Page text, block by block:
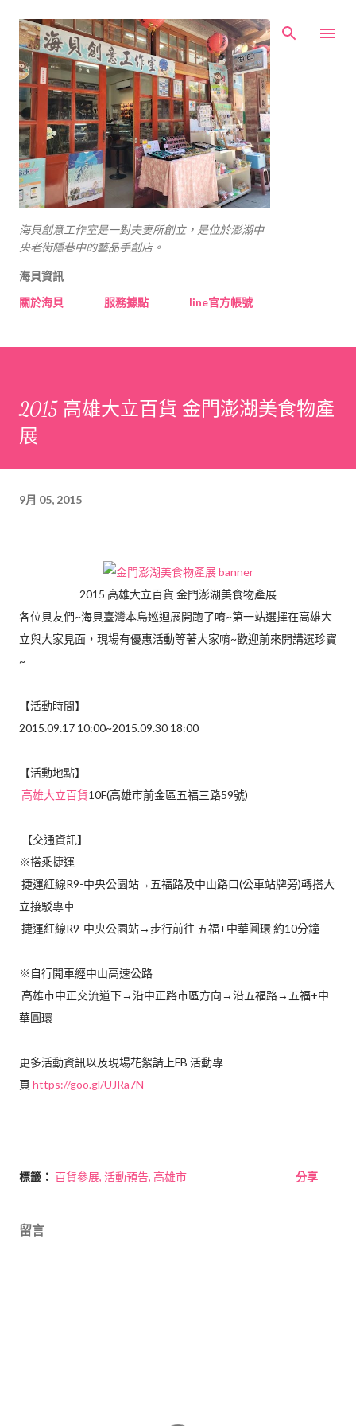
跳到主要內容
海貝創意工作室是一對夫妻所創立，是位於澎湖中
央老街隱巷中的藝品手創店。
海貝資訊
關於海貝
服務據點 line官方帳號
2015 高雄大立百貨 金門澎湖美食物產
展
9月 05, 2015
2015 高雄大立百貨 金門澎湖美食物產展
各位貝友們~海貝臺灣本島巡迴展開跑了唷~第一站選擇在高雄大
立與大家見面，現場有優惠活動等著大家唷~歡迎前來開講選珍寶
~
【活動時間】
2015.09.17 10:00~2015.09.30 18:00
【活動地點】
高雄大立百貨10F(高雄市前金區五福三路59號)
【交通資訊】
※搭乘捷運
捷運紅線R9-中央公園站→五福路及中山路口(公車站牌旁)轉搭大
立接駁專車
捷運紅線R9-中央公園站→步行前往 五福+中華圓環 約10分鐘
※自行開車經中山高速公路
高雄市中正交流道下→沿中正路市區方向→沿五福路→五福+中
華圓環
更多活動資訊以及現場花絮請上FB 活動專
頁 https://goo.gl/UJRa7N
標籤： 百貨參展 活動預告 高雄市 分享
留言